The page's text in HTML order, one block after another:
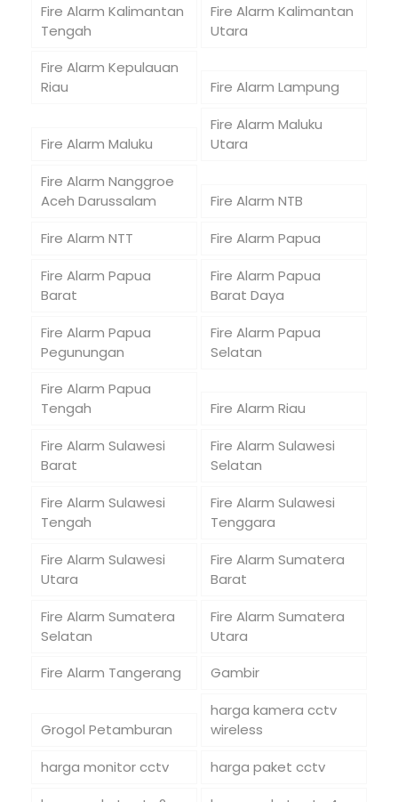
Fire Alarm Kalimantan
Tengah
Fire Alarm Kalimantan
Utara
Fire Alarm Kepulauan
Riau
Fire Alarm Lampung
Fire Alarm Maluku
Fire Alarm Maluku
Utara
Fire Alarm Nanggroe
Aceh Darussalam
Fire Alarm NTB
Fire Alarm NTT
Fire Alarm Papua
Fire Alarm Papua
Barat
Fire Alarm Papua
Barat Daya
Fire Alarm Papua
Pegunungan
Fire Alarm Papua
Selatan
Fire Alarm Papua
Tengah
Fire Alarm Riau
Fire Alarm Sulawesi
Barat
Fire Alarm Sulawesi
Selatan
Fire Alarm Sulawesi
Tengah
Fire Alarm Sulawesi
Tenggara
Fire Alarm Sulawesi
Utara
Fire Alarm Sumatera
Barat
Fire Alarm Sumatera
Selatan
Fire Alarm Sumatera
Utara
Fire Alarm Tangerang
Gambir
Grogol Petamburan
harga kamera cctv
wireless
harga monitor cctv
harga paket cctv